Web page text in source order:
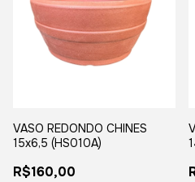
VASO REDONDO CHINES
15x6,5 (HS010A)
R$160,00